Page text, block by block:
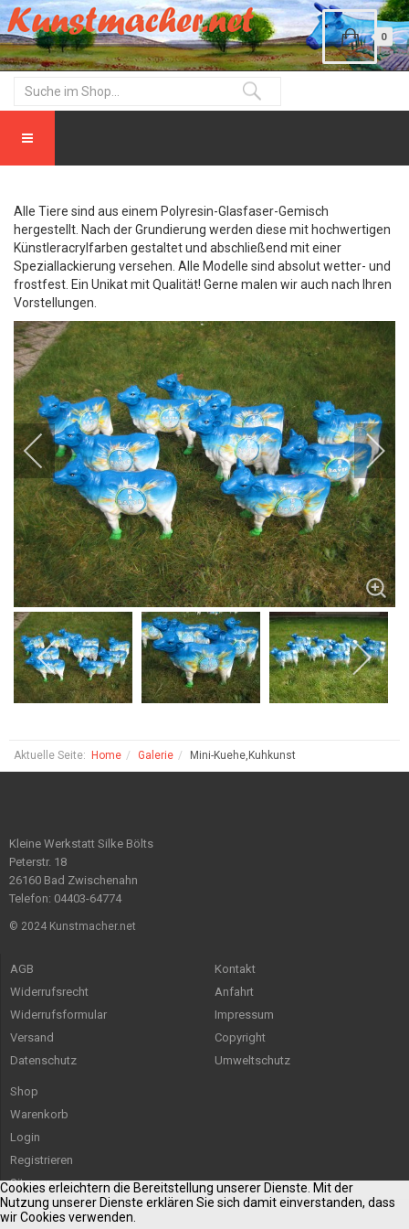
0
Alle Tiere sind aus einem Polyresin-Glasfaser-Gemisch
hergestellt. Nach der Grundierung werden diese mit hochwertigen
Künstleracrylfarben gestaltet und abschließend mit einer
Speziallackierung versehen. Alle Modelle sind absolut wetter- und
frostfest. Ein Unikat mit Qualität! Gerne malen wir auch nach Ihren
Vorstellungen.
Aktuelle Seite: Home Galerie Mini-Kuehe,Kuhkunst
Kleine Werkstatt Silke Bölts
Peterstr. 18
26160 Bad Zwischenahn
Telefon: 04403-64774
© 2024 Kunstmacher.net
AGB
Widerrufsrecht
Widerrufsformular
Versand
Datenschutz
Kontakt
Anfahrt
Impressum
Copyright
Umweltschutz
Shop
Warenkorb
Login
Registrieren
Sitemap
Cookies erleichtern die Bereitstellung unserer Dienste. Mit der
Nutzung unserer Dienste erklären Sie sich damit einverstanden, dass
wir Cookies verwenden.